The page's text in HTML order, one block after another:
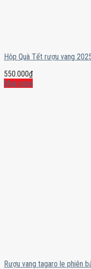
Hộp Quà Tết rượu vang
550.000₫
Mua ngay
Rượu vang tagaro le phiên